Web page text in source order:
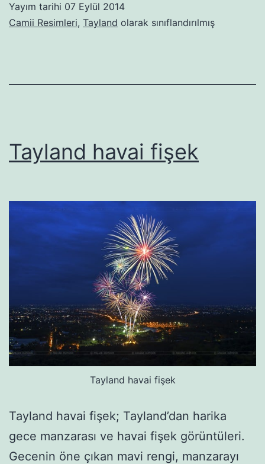
Yayım tarihi 07 Eylül 2014
Camii Resimleri, Tayland olarak sınıflandırılmış
Tayland havai fişek
Tayland havai fişek
Tayland havai fişek; Tayland’dan harika
gece manzarası ve havai fişek görüntüleri.
Gecenin öne çıkan mavi rengi, manzarayı